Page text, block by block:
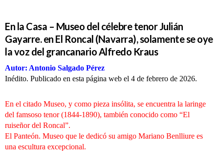
En la Casa – Museo del célebre tenor Julián
Gayarre. en El Roncal (Navarra), solamente se oye
la voz del grancanario Alfredo Kraus
Autor: Antonio Salgado Pérez
Inédito. Publicado en esta página web el 4 de febrero de 2026.
En el citado Museo, y como pieza insólita, se encuentra la laringe
del famsoso tenor (1844-1890), también conocido como “El
ruiseñor del Roncal”.
El Panteón. Museo que le dedicó su amigo Mariano Benlliure es
una escultura excepcional.